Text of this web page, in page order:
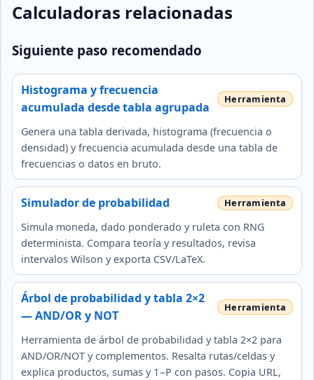
Calculadoras relacionadas
Siguiente paso recomendado
Histograma y frecuencia
acumulada desde tabla agrupada
Genera una tabla derivada, histograma (frecuencia o
densidad) y frecuencia acumulada desde una tabla de
frecuencias o datos en bruto.
Simulador de probabilidad
Simula moneda, dado ponderado y ruleta con RNG
determinista. Compara teoría y resultados, revisa
intervalos Wilson y exporta CSV/LaTeX.
Árbol de probabilidad y tabla 2×2
— AND/OR y NOT
Herramienta de árbol de probabilidad y tabla 2×2 para
AND/OR/NOT y complementos. Resalta rutas/celdas y
explica productos, sumas y 1−P con pasos. Copia URL,